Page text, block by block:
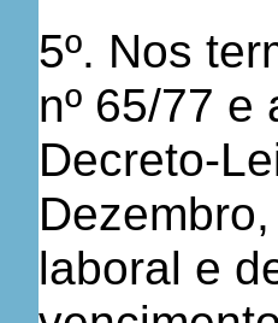
5º. Nos
nº 65/77 e
Decreto-
laboral e